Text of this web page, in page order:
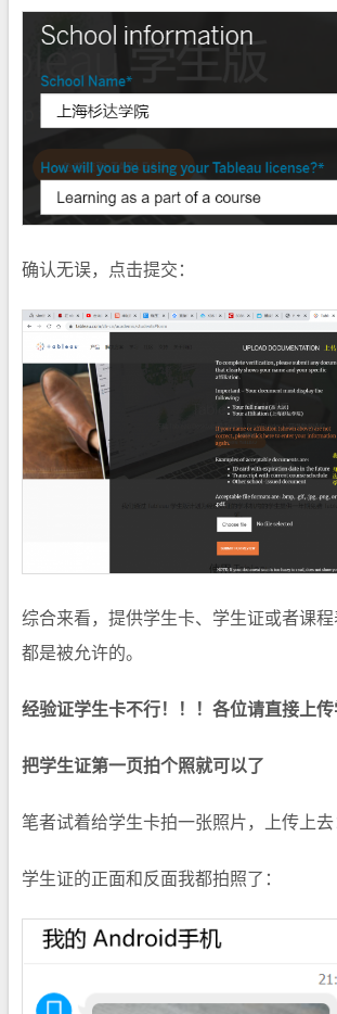
确认无误，点击提交：
综合来看，提供学生卡、学生证或者课
都是被允许的。
经验证学生卡不行！！！各位请直接上
把学生证第一页拍个照就可以了
笔者试着给学生卡拍一张照片，上传上去
学生证的正面和反面我都拍照了：